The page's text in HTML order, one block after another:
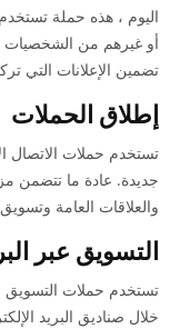
اليوم ، هذه حملة
أو غيرهم من الشخصيات
تضمين الإعلانات التي
إطلاق الحملات
تستخدم حملات الاتصال
جديدة. عادة ما تتضمن
والعلاقات العامة
التسويق عبر
تستخدم حملات التسويق
خلال صناديق البريد